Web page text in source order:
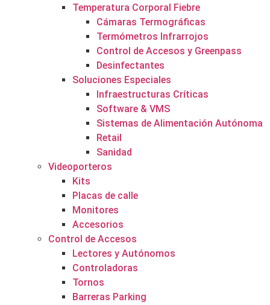
Temperatura Corporal Fiebre
Cámaras Termográficas
Termómetros Infrarrojos
Control de Accesos y Greenpass
Desinfectantes
Soluciones Especiales
Infraestructuras Críticas
Software & VMS
Sistemas de Alimentación Autónoma
Retail
Sanidad
Videoporteros
Kits
Placas de calle
Monitores
Accesorios
Control de Accesos
Lectores y Autónomos
Controladoras
Tornos
Barreras Parking